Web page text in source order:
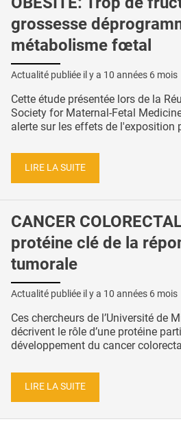
grossesse
métabolisme fœtal
Actualité publiée il y a 10 années 6 mois
Cette étude présentée lors de la
Society for Maternal-Fetal
alerte sur les effets de l'exposition
LIRE LA SUITE
CANCER
protéine clé de la
tumorale
Actualité publiée il y a 10 années 6 mois
Ces chercheurs de l’Université de
décrivent le rôle d’une protéine
développement du cancer
LIRE LA SUITE